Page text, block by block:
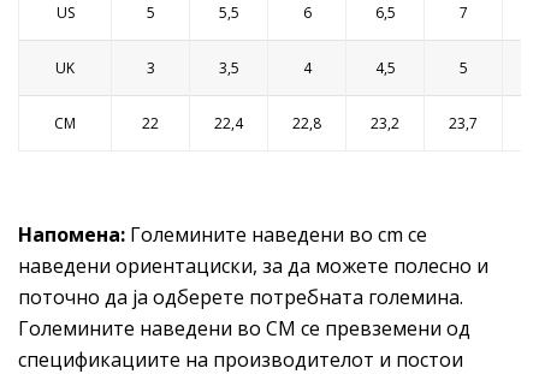
US 5 5,5 6 6,5 7
UK 3 3,5 4 4,5 5
CM 22 22,4 22,8 23,2 23,7
Напомена: Големините наведени во cm се
наведени ориентациски, за да можете полесно и
поточно да ја одберете потребната големина.
Големините наведени во CM се превземени од
спецификациите на производителот и постои